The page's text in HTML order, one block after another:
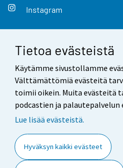
Tietoa evästeistä
Käytämme sivustollamme
Välttämättömiä evästeitä
toimii oikein. Muita evästeitä
podcastien ja palautepalvelun
Lue lisää evästeistä.
Hyväksyn kaikki evästeet
Instagram
Yhteystiedot
Palaute
Käyttöehdot
Saavutettavuus
Tietoa sivustosta